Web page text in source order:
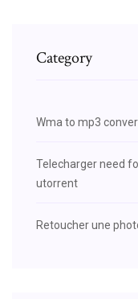
Category
Wma to mp3
Telecharger need
utorrent
Retoucher une